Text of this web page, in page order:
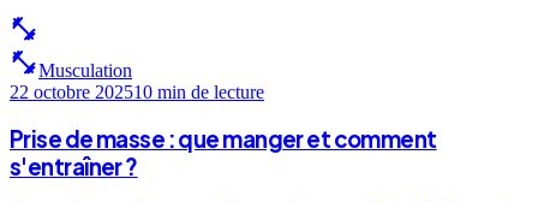
fitness_center
fitness_centerMusculation
22 octobre 202510 min de lecture
Prise de masse : que manger et comment
s'entraîner ?